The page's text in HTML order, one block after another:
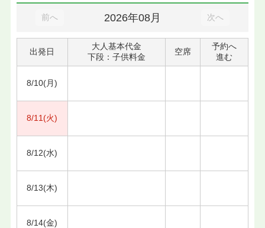
前へ 2026年08月 次へ
出発日
大人基本代金
下段：子供料金
空席
予約へ
進む
8/10(月)
8/11(火)
8/12(水)
8/13(木)
8/14(金)